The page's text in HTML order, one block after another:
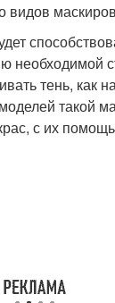
видов
необходимой
тень, как
такой
с их